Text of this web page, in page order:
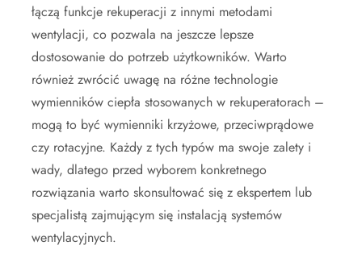
łączą funkcje rekuperacji z innymi metodami
wentylacji, co pozwala na jeszcze lepsze
dostosowanie do potrzeb użytkowników. Warto
również zwrócić uwagę na różne technologie
wymienników ciepła stosowanych w rekuperatorach –
mogą to być wymienniki krzyżowe, przeciwprądowe
czy rotacyjne. Każdy z tych typów ma swoje zalety i
wady, dlatego przed wyborem konkretnego
rozwiązania warto skonsultować się z ekspertem lub
specjalistą zajmującym się instalacją systemów
wentylacyjnych.